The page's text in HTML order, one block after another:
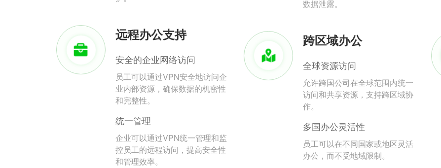
数据泄露。
远程办公支持
安全的企业网络访问
员工可以通过VPN安全地访问企
业内部资源，确保数据的机密性
和完整性。
统一管理
企业可以通过VPN统一管理和监
控员工的远程访问，提高安全性
和管理效率。
跨区域办公
全球资源访问
允许跨国公司在全球范围内统一
访问和共享资源，支持跨区域协
作。
多国办公灵活性
员工可以在不同国家或地区灵活
办公，而不受地域限制。